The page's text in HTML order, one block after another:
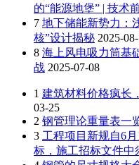
的“能源地堡” | 技术
7 地下储能新势力：
核”设计揭秘 2025-
8 海上风电吸力筒基
战 2025-07-08
1 建筑材料价格疯长
03-25
2 钢管理论重量表一
3 工程项目新规自6
标，施工招标文件中